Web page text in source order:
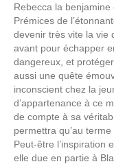
Rebecca la benjamine
Prémices de
devenir très vite la vie
avant pour échapper
dangereux, et
aussi une quête
inconscient chez la
d’appartenance à ce
de compte à sa
permettra qu’au terme
Peut-être l’inspiration
elle due en partie à